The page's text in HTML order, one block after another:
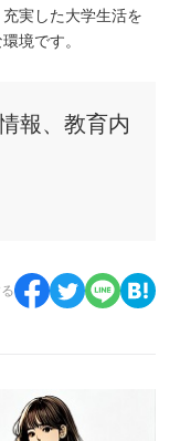
実した大学生活を
境です。
報、教育内